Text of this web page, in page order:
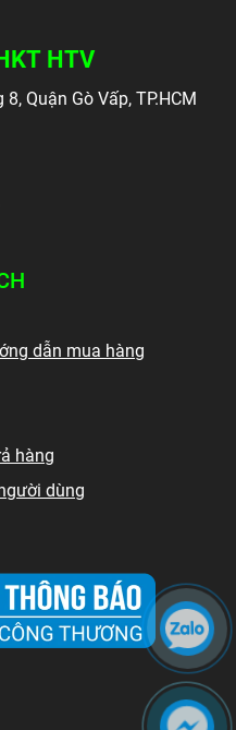
HTV
Quận Gò Vấp, TP.HCM
dẫn mua hàng
hàng
dùng